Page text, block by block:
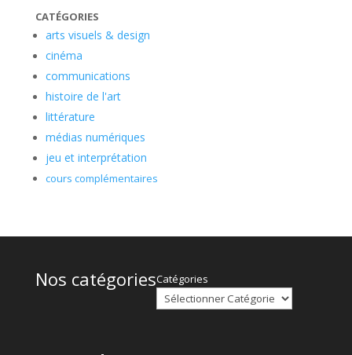
CATÉGORIES
arts visuels & design
cinéma
communications
histoire de l'art
littérature
médias numériques
jeu et interprétation
cours complémentaires
Nos catégoriesCatégories